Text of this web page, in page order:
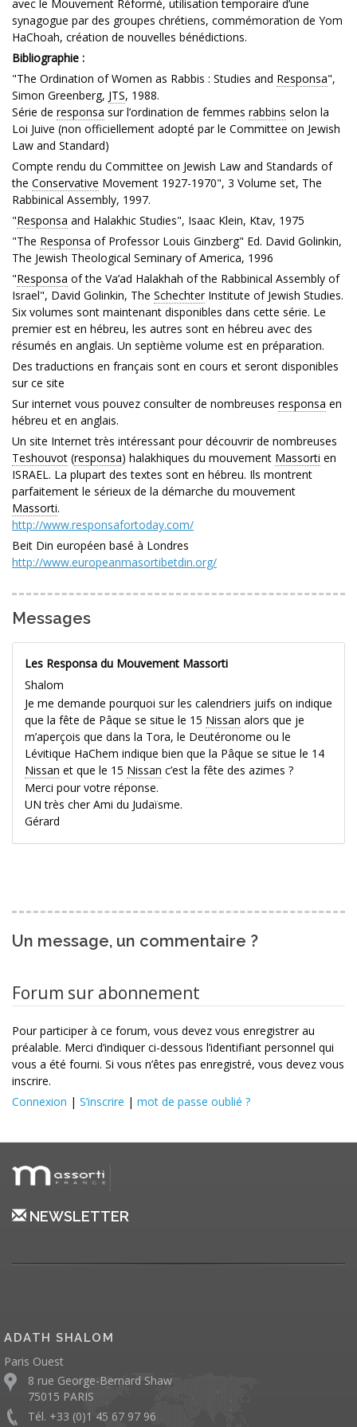
avec le Mouvement Réformé, utilisation temporaire d’une
synagogue par des groupes chrétiens, commémoration de Yom
HaChoah, création de nouvelles bénédictions.
Bibliographie :
"The Ordination of Women as Rabbis : Studies and Responsa",
Simon Greenberg, JTS, 1988.
Série de responsa sur l’ordination de femmes rabbins selon la
Loi Juive (non officiellement adopté par le Committee on Jewish
Law and Standard)
Compte rendu du Committee on Jewish Law and Standards of
the Conservative Movement 1927-1970", 3 Volume set, The
Rabbinical Assembly, 1997.
"Responsa and Halakhic Studies", Isaac Klein, Ktav, 1975
"The Responsa of Professor Louis Ginzberg" Ed. David Golinkin,
The Jewish Theological Seminary of America, 1996
"Responsa of the Va’ad Halakhah of the Rabbinical Assembly of
Israel", David Golinkin, The SchechterInstitute of Jewish Studies.
Six volumes sont maintenant disponibles dans cette série. Le
premier est en hébreu, les autres sont en hébreu avec des
résumés en anglais. Un septième volume est en préparation.
Des traductions en français sont en cours et seront disponibles
sur ce site
Sur internet vous pouvez consulter de nombreuses responsa en
hébreu et en anglais.
Un site Internet très intéressant pour découvrir de nombreuses
Teshouvot (responsa) halakhiques du mouvement Massorti en
ISRAEL. La plupart des textes sont en hébreu. Ils montrent
parfaitement le sérieux de la démarche du mouvement
Massorti.
http://www.responsafortoday.com/
Beit Din européen basé à Londres
http://www.europeanmasortibetdin.org/
Messages
Les Responsa du Mouvement Massorti
Shalom
Je me demande pourquoi sur les calendriers juifs on indique
que la fête de Pâque se situe le 15 Nissan alors que je
m’aperçois que dans la Tora, le Deutéronome ou le
Lévitique HaChem indique bien que la Pâque se situe le 14
Nissan et que le 15 Nissan c’est la fête des azimes ?
Merci pour votre réponse.
UN très cher Ami du Judaïsme.
Gérard
Un message, un commentaire ?
Forum sur abonnement
Pour participer à ce forum, vous devez vous enregistrer au
préalable. Merci d’indiquer ci-dessous l’identifiant personnel qui
vous a été fourni. Si vous n’êtes pas enregistré, vous devez vous
inscrire.
Connexion | S’inscrire | mot de passe oublié ?
NEWSLETTER
ADATH SHALOM
Paris Ouest
8 rue George-Bernard Shaw
75015 PARIS
Tél. +33 (0)1 45 67 97 96